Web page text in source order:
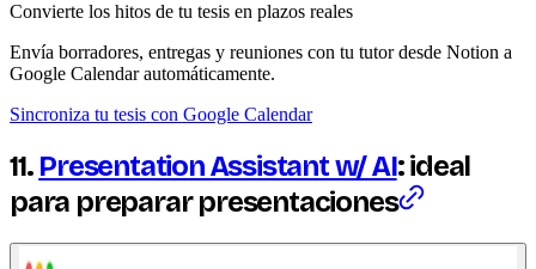
Convierte los hitos de tu tesis en plazos reales
Envía borradores, entregas y reuniones con tu tutor desde Notion a
Google Calendar automáticamente.
Sincroniza tu tesis con Google Calendar
11. Presentation Assistant w/ AI: ideal
para preparar presentaciones